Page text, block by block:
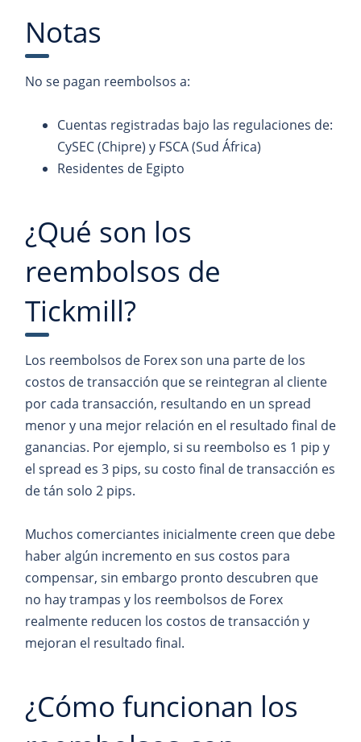
Notas
No se pagan reembolsos a:
Cuentas registradas bajo las regulaciones de:
CySEC (Chipre) y FSCA (Sud África)
Residentes de Egipto
¿Qué son los
reembolsos de
Tickmill?
Los reembolsos de Forex son una parte de los
costos de transacción que se reintegran al cliente
por cada transacción, resultando en un spread
menor y una mejor relación en el resultado final de
ganancias. Por ejemplo, si su reembolso es 1 pip y
el spread es 3 pips, su costo final de transacción es
de tán solo 2 pips.
Muchos comerciantes inicialmente creen que debe
haber algún incremento en sus costos para
compensar, sin embargo pronto descubren que
no hay trampas y los reembolsos de Forex
realmente reducen los costos de transacción y
mejoran el resultado final.
¿Cómo funcionan los